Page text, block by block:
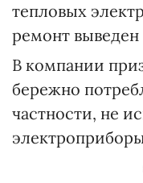
тепловых
ремонт
В компании
бережно
частности, не